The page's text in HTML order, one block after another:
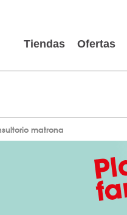
Tiendas Ofertas
matrona